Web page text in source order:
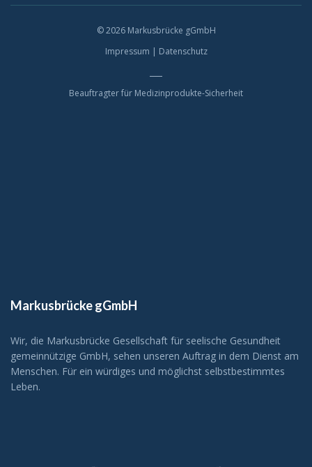
© 2026 Markusbrücke gGmbH
Impressum | Datenschutz
Beauftragter für Medizinprodukte-Sicherheit
Markusbrücke gGmbH
Wir, die Markusbrücke Gesellschaft für seelische Gesundheit
gemeinnützige GmbH, sehen unseren Auftrag in dem Dienst am
Menschen. Für ein würdiges und möglichst selbstbestimmtes
Leben.